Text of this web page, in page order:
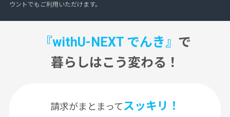
ウントでもご利用いただけます。
『withU-NEXT でんき』 で
暮らしはこう変わる！
請求がまとまってスッキリ！